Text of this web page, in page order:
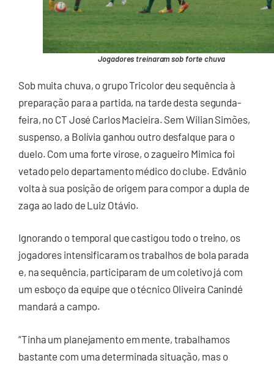
Jogadores treinaram sob forte chuva
Sob muita chuva, o grupo Tricolor deu sequência à
preparação para a partida, na tarde desta segunda-
feira, no CT José Carlos Macieira. Sem Wilian Simões,
suspenso, a Bolívia ganhou outro desfalque para o
duelo. Com uma forte virose, o zagueiro Mimica foi
vetado pelo departamento médico do clube. Edvânio
volta à sua posição de origem para compor a dupla de
zaga ao lado de Luiz Otávio.
Ignorando o temporal que castigou todo o treino, os
jogadores intensificaram os trabalhos de bola parada
e, na sequência, participaram de um coletivo já com
um esboço da equipe que o técnico Oliveira Canindé
mandará a campo.
“Tinha um planejamento em mente, trabalhamos
bastante com uma determinada situação, mas o